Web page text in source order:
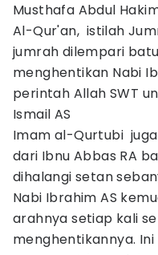
Musthafa Abdul
Al-Qur'an, istilah
jumrah dilempari
menghentikan Nabi
perintah Allah SWT
Ismail AS
Imam al-Qurtubi
dari Ibnu Abbas RA
dihalangi setan
Nabi Ibrahim AS
arahnya setiap kali
menghentikannya.